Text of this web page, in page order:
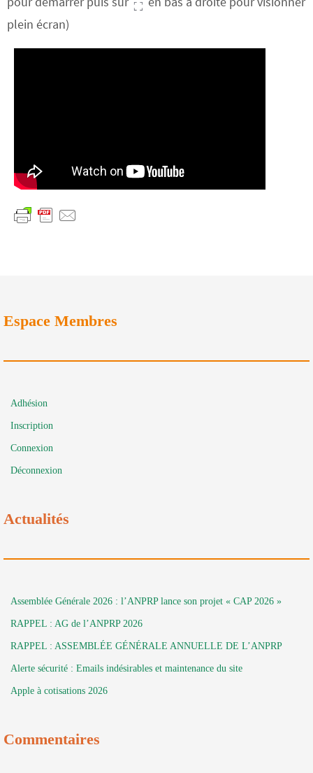
plein écran)
Espace Membres
Adhésion
Inscription
Connexion
Déconnexion
Actualités
Assemblée Générale 2026 : l’ANPRP lance son projet « CAP 2026 »
RAPPEL : AG de l’ANPRP 2026
RAPPEL : ASSEMBLÉE GÉNÉRALE ANNUELLE DE L’ANPRP
Alerte sécurité : Emails indésirables et maintenance du site
Apple à cotisations 2026
Commentaires